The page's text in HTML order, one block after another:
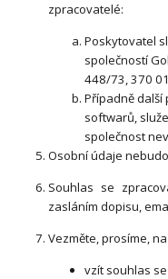
zpracovatelé:
Poskytovatel
společností
448/73, 370
Případně
softwarů,
společnost
Osobní údaje
Souhlas se
zasláním dopisu,
Vezměte, prosíme,
vzít souhlas